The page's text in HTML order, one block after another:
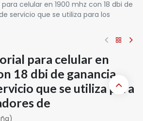
celular en 1900 mhz con 18 dbi de
servicio que se utiliza para los
para celular en
18 dbi de ganancia.
que se utiliza para
de